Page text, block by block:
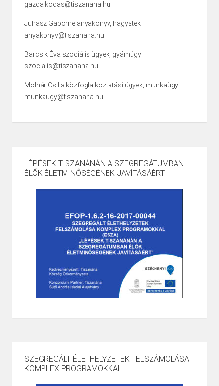
gazdalkodas@tiszanana.hu
Juhász Gáborné anyakönyv, hagyaték
anyakonyv@tiszanana.hu
Barcsik Éva szociális ügyek, gyámügy
szocialis@tiszanana.hu
Molnár Csilla közfoglalkoztatási ügyek, munkaügy
munkaugy@tiszanana.hu
LÉPÉSEK TISZANÁNÁN A SZEGREGÁTUMBAN
ÉLŐK ÉLETMINŐSÉGÉNEK JAVÍTÁSÁÉRT
SZEGREGÁLT ÉLETHELYZETEK FELSZÁMOLÁSA
KOMPLEX PROGRAMOKKAL